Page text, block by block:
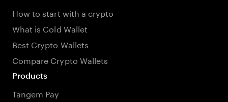
How to start with a crypto
What is Cold Wallet
Best Crypto Wallets
Compare Crypto Wallets
Products
Tangem Pay